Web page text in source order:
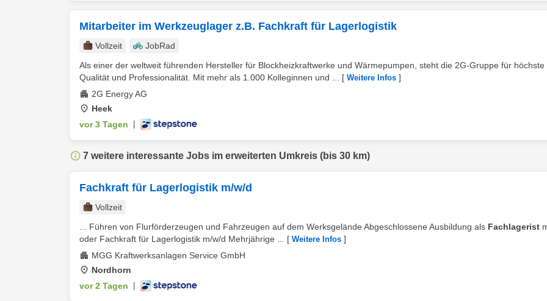
Mitarbeiter im Werkzeuglager z.B. Fachkraft für Lagerlogistik
Vollzeit
JobRad
Als einer der weltweit führenden Hersteller für Blockheizkraftwerke und Wärmepumpen, steht die 2G-Gruppe für höchste
Qualität und Professionalität. Mit mehr als 1.000 Kolleginnen und ...
[ Weitere Infos ]
2G Energy AG
Heek
vor 3 Tagen
7 weitere interessante Jobs im erweiterten Umkreis (bis 30 km)
Fachkraft für Lagerlogistik m/w/d
Vollzeit
... Führen von Flurförderzeugen und Fahrzeugen auf dem Werksgelände Abgeschlossene Ausbildung als Fachlagerist
oder Fachkraft für Lagerlogistik m/w/d Mehrjährige ...
[ Weitere Infos ]
MGG Kraftwerksanlagen Service GmbH
Nordhorn
vor 2 Tagen